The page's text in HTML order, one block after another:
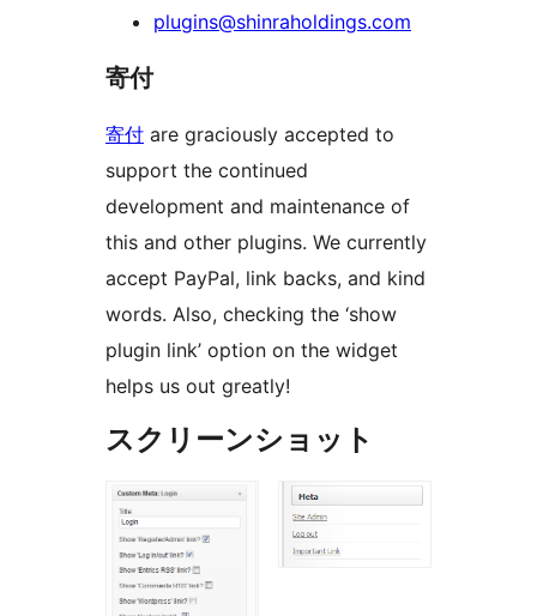
plugins@shinraholdings.com
寄付
寄付 are graciously accepted to
support the continued
development and maintenance of
this and other plugins. We currently
accept PayPal, link backs, and kind
words. Also, checking the ‘show
plugin link’ option on the widget
helps us out greatly!
スクリーンショット